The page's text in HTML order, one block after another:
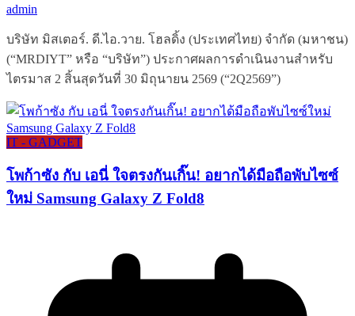
admin
บริษัท มิสเตอร์. ดี.ไอ.วาย. โฮลดิ้ง (ประเทศไทย) จำกัด (มหาชน)
(“MRDIYT” หรือ “บริษัท”) ประกาศผลการดำเนินงานสำหรับ
ไตรมาส 2 สิ้นสุดวันที่ 30 มิถุนายน 2569 (“2Q2569”)
IT - GADGET
โพก้าซัง กับ เอนี่ ใจตรงกันเกิ๊น! อยากได้มือถือพับไซซ์
ใหม่ Samsung Galaxy Z Fold8